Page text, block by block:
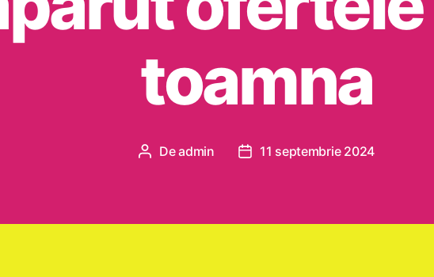
toamna
Autor
Deadmin
Dată11 septembrie 2024